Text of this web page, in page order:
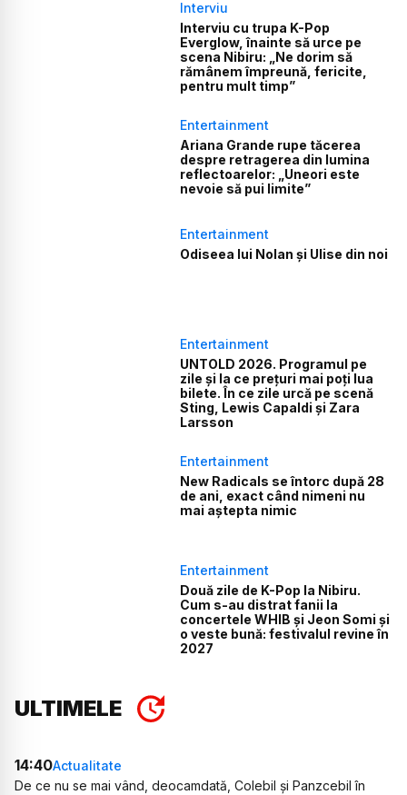
Interviu
Interviu cu trupa K-Pop
Everglow, înainte să urce pe
scena Nibiru: „Ne dorim să
rămânem împreună, fericite,
pentru mult timp”
Entertainment
Ariana Grande rupe tăcerea
despre retragerea din lumina
reflectoarelor: „Uneori este
nevoie să pui limite”
Entertainment
Odiseea lui Nolan și Ulise din noi
Entertainment
UNTOLD 2026. Programul pe
zile și la ce prețuri mai poți lua
bilete. În ce zile urcă pe scenă
Sting, Lewis Capaldi și Zara
Larsson
Entertainment
New Radicals se întorc după 28
de ani, exact când nimeni nu
mai aștepta nimic
Entertainment
Două zile de K-Pop la Nibiru.
Cum s-au distrat fanii la
concertele WHIB și Jeon Somi și
o veste bună: festivalul revine în
2027
ULTIMELE
14:40Actualitate
De ce nu se mai vând, deocamdată, Colebil și Panzcebil în